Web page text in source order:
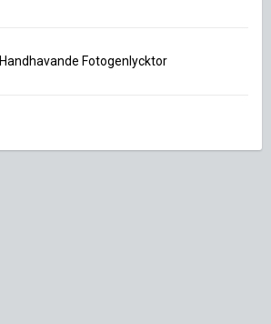
Handhavande Fotogenlycktor